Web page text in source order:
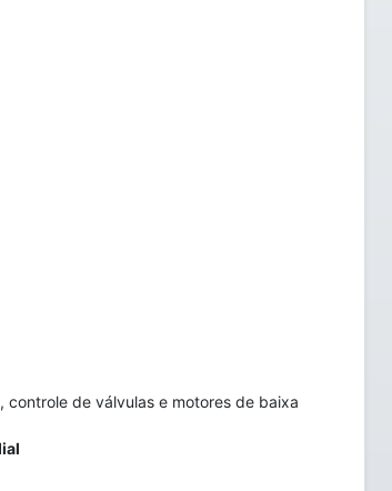
de válvulas e motores de baixa